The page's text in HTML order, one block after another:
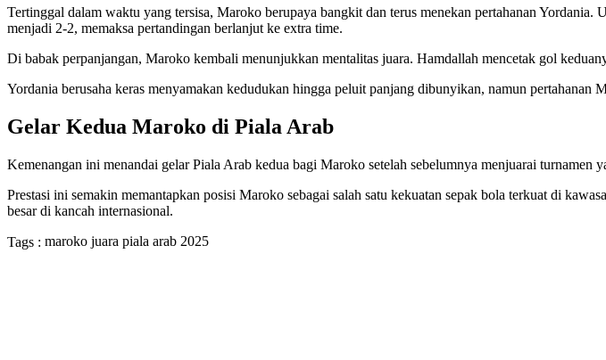
Tertinggal dalam waktu yang tersisa, Maroko berupaya bangkit dan terus menekan pertahanan
menjadi 2-2, memaksa pertandingan berlanjut ke extra time.
Di babak perpanjangan, Maroko kembali menunjukkan mentalitas juara. Hamdallah mencetak gol
Yordania berusaha keras menyamakan kedudukan hingga peluit panjang dibunyikan, namun pertahanan
Gelar Kedua Maroko di Piala Arab
Kemenangan ini menandai gelar Piala Arab kedua bagi Maroko setelah sebelumnya menjuarai turnamen
Prestasi ini semakin memantapkan posisi Maroko sebagai salah satu kekuatan sepak bola terkuat di
besar di kancah internasional.
Tags : maroko juara piala arab 2025